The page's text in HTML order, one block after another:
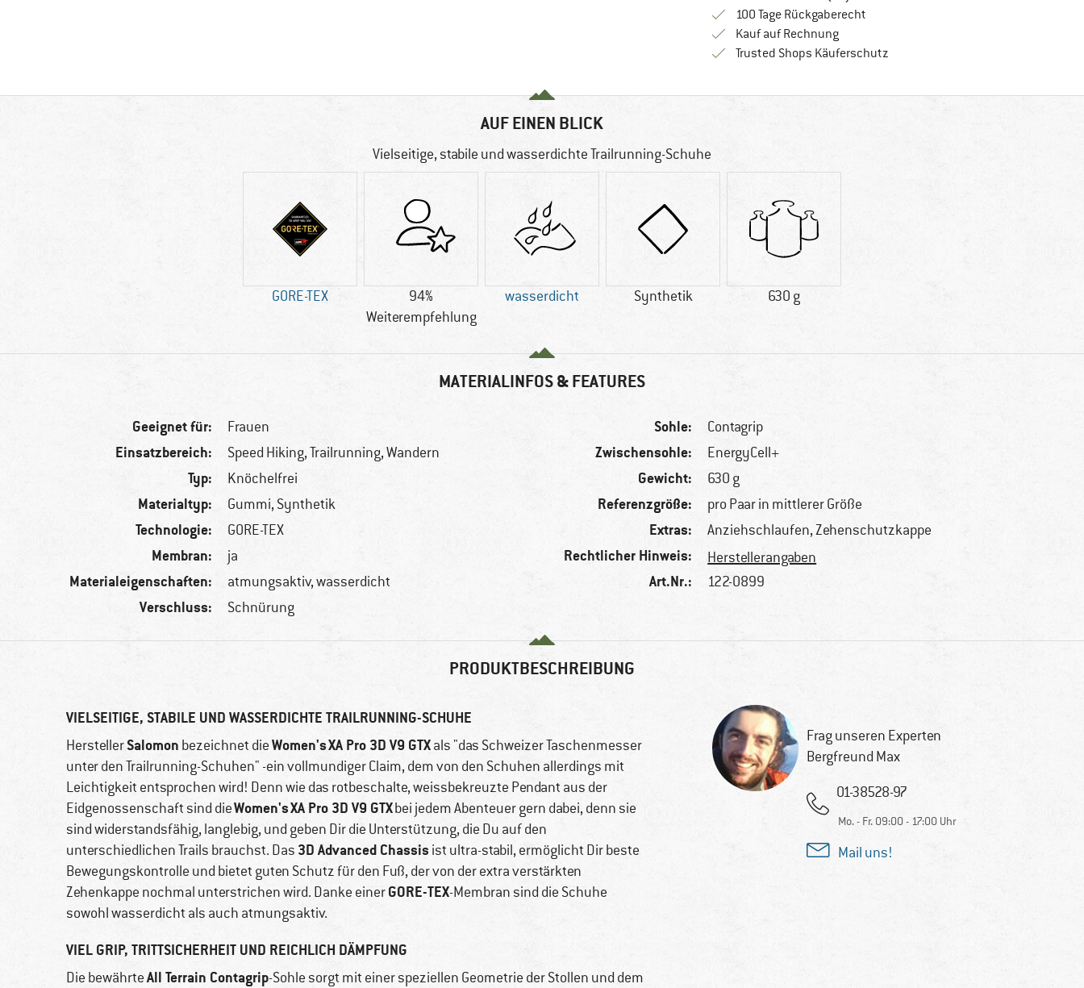
100 Tage RückgaberechtGehe hier zu den Rückgabe-Richtlinien
Kauf auf RechnungFinde die Zahlungs-Infos hier! Öffnet sich in
Trusted Shops KäuferschutzFinde alle Infos hier!
AUF EINEN BLICK
Vielseitige, stabile und wasserdichte Trailrunning-Schuhe
GORE-TEX
94%
Weiterempfehlung
wasserdicht Synthetik 630 g
MATERIALINFOS & FEATURES
Geeignet für: Frauen
Einsatzbereich: Speed Hiking, Trailrunning, Wandern
Typ: Knöchelfrei
Materialtyp: Gummi, Synthetik
Technologie: GORE-TEX
Membran: ja
Materialeigenschaften: atmungsaktiv, wasserdicht
Verschluss: Schnürung
Sohle: Contagrip
Zwischensohle: EnergyCell+
Gewicht: 630 g
Referenzgröße: pro Paar in mittlerer Größe
Extras: Anziehschlaufen, Zehenschutzkappe
Rechtlicher Hinweis: Herstellerangaben
Art.Nr.: 122-0899
PRODUKTBESCHREIBUNG
VIELSEITIGE, STABILE UND WASSERDICHTE TRAILRUNNING-SCHUHE
HerstellerSalomon bezeichnet dieWomen's XA Pro 3D V9 GTXals "das Schweizer Taschenmesser
unter den Trailrunning-Schuhen" -ein vollmundiger Claim, dem von den Schuhen allerdings mit
Leichtigkeit entsprochen wird! Denn wie das rotbeschalte, weissbekreuzte Pendant aus der
Eidgenossenschaft sind dieWomen'sXA Pro 3D V9 GTXbei jedem Abenteuer gern dabei, denn sie
sind widerstandsfähig, langlebig, und geben Dir die Unterstützung, die Du auf den
unterschiedlichen Trails brauchst. Das 3D Advanced Chassis ist ultra-stabil, ermöglicht Dir beste
Bewegungskontrolle und bietet guten Schutz für den Fuß, der von der extra verstärkten
Zehenkappe nochmal unterstrichen wird. Danke einerGORE-TEX-Membran sind die Schuhe
sowohl wasserdicht als auch atmungsaktiv.
VIEL GRIP, TRITTSICHERHEIT UND REICHLICH DÄMPFUNG
Die bewährteAll Terrain Contagrip-Sohle sorgt mit einer speziellen Geometrie der Stollen und dem
Frag unseren Experten
Bergfreund Max
01-38528-97
Mo. - Fr. 09:00 - 17:00 Uhr
Mail uns!